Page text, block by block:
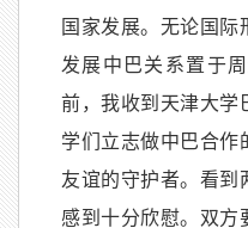
国家发展。无论国
发展中巴关系置于
前，我收到天津大学
学们立志做中巴合作
友谊的守护者。看到
感到十分欣慰。双方